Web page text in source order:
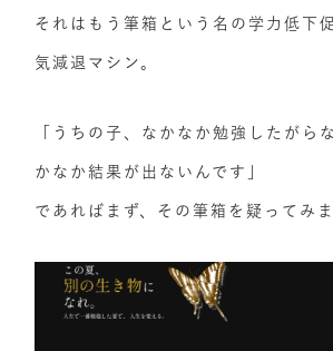
それはもう筆箱という名の学力低下
気減退マシン。
「うちの子、なかなか勉強したがら
かなか結果が出ないんです」
であればまず、その筆箱を疑ってみ